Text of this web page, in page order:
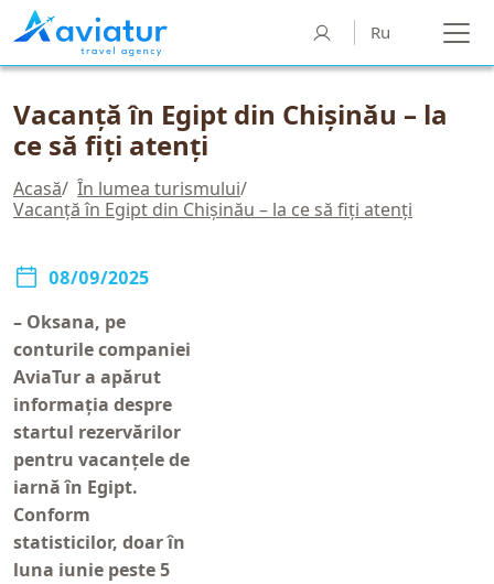
Ru
Vacanță în Egipt din Chișinău – la
ce să fiți atenți
Acasă/ În lumea turismului/
Vacanță în Egipt din Chișinău – la ce să fiți atenți
08/09/2025
– Oksana, pe
conturile companiei
AviaTur a apărut
informația despre
startul rezervărilor
pentru vacanțele de
iarnă în Egipt.
Conform
statisticilor, doar în
luna iunie peste 5